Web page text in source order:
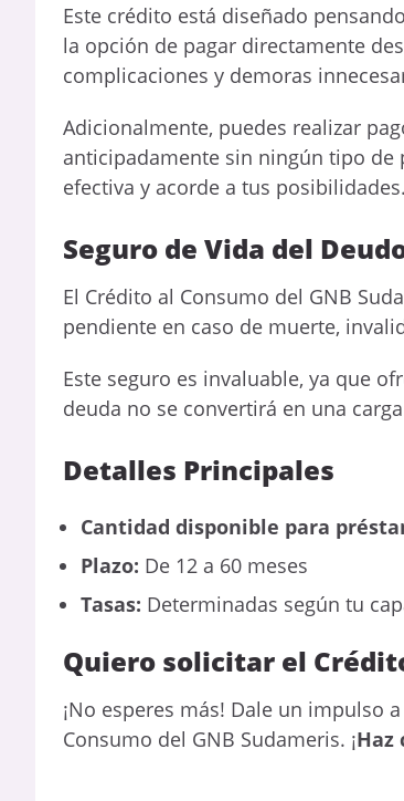
Este crédito está diseñado
la opción de pagar directamente
complicaciones y demoras
Adicionalmente, puedes realizar
anticipadamente sin ningún tipo
efectiva y acorde a tus posibilidades.
Seguro de Vida del
El Crédito al Consumo del GNB
pendiente en caso de muerte,
Este seguro es invaluable, ya que
deuda no se convertirá en una
Detalles Principales
Cantidad disponible para
Plazo: De 12 a 60 meses
Tasas: Determinadas según tu
Quiero solicitar el
¡No esperes más! Dale un impulso
Consumo del GNB Sudameris. ¡Haz